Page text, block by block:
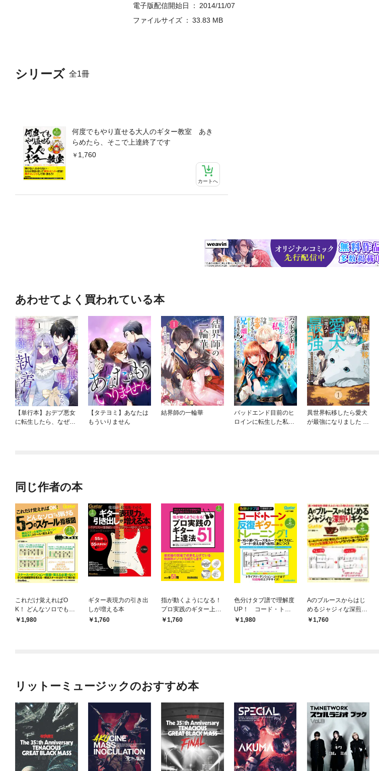
シリーズ 全1冊
何度でもやり直せる大人のギター教室 あき
らめたら、そこで上達終了です
1,760
カートへ
電子版配信開始日
2014/11/07
ファイルサイズ
33.83 MB
あわせてよく買われている本
【単行本】おデブ悪女
に転生したら、なぜか
【タテヨミ】あなたは
もういりません
結界師の一輪華
バッドエンド目前のヒ
ロインに転生した私、
異世界転移したら愛犬
が最強になりました ～
同じ作者の本
これだけ覚えればO
K！ どんなソロでも弾
ける5つのスケール指
1,980
ギター表現力の引き出
しが増える本
1,760
指が動くようになる！
プロ実践のギター上達
法51
1,760
色分けタブ譜で理解度
UP！ コード・トー
ン反復ギター・トレー
1,980
Aのブルースからはじ
めるジャジィな深煎り
ギター
1,760
リットーミュージックのおすすめ本